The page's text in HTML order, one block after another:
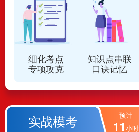
细化考点
专项攻克
知识点串联
口诀记忆
实战模考 预计
11小时